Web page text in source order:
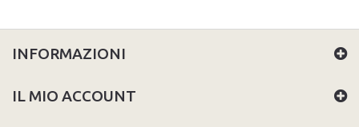
INFORMAZIONI
IL MIO ACCOUNT